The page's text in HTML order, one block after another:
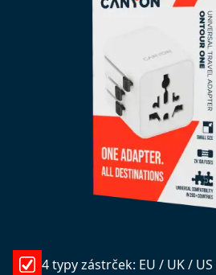
4 typy zástrček: EU / UK / US